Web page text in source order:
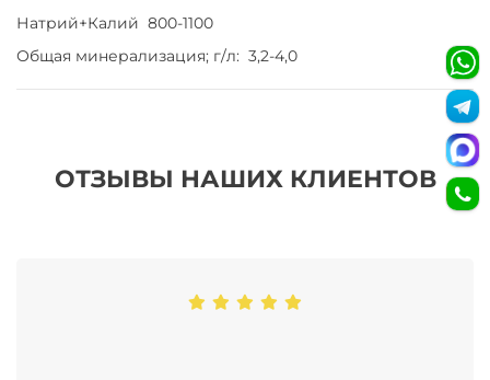
Натрий+Калий 800-1100
Общая минерализация; г/л: 3,2-4,0
ОТЗЫВЫ НАШИХ КЛИЕНТОВ